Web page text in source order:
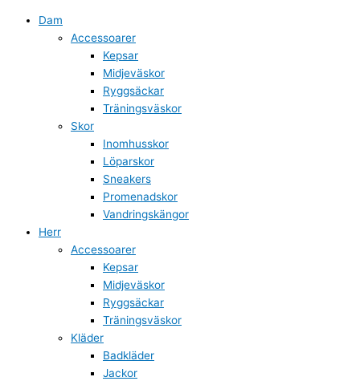
Dam
Accessoarer
Kepsar
Midjeväskor
Ryggsäckar
Träningsväskor
Skor
Inomhusskor
Löparskor
Sneakers
Promenadskor
Vandringskängor
Herr
Accessoarer
Kepsar
Midjeväskor
Ryggsäckar
Träningsväskor
Kläder
Badkläder
Jackor